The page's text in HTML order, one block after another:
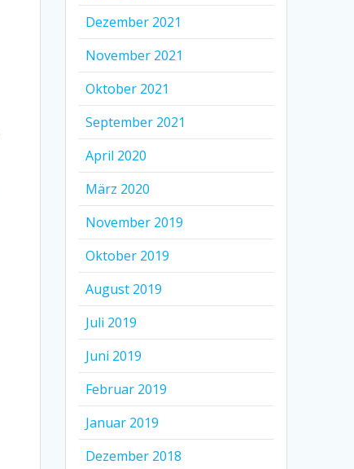
Dezember 2021
November 2021
Oktober 2021
September 2021
April 2020
März 2020
November 2019
Oktober 2019
August 2019
Juli 2019
Juni 2019
Februar 2019
Januar 2019
Dezember 2018